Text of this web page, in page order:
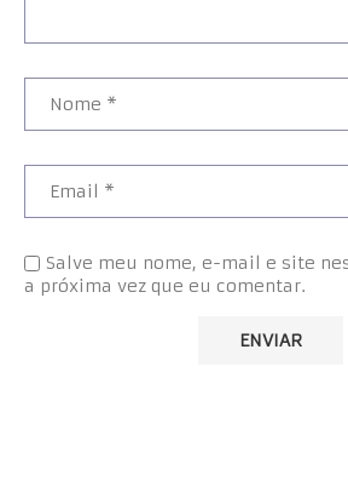
Salve meu nome, e-mail e site
a próxima vez que eu comentar.